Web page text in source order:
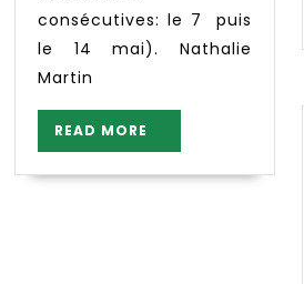
consécutives: le 7 puis
le 14 mai). Nathalie
Martin
READ MORE
MORE